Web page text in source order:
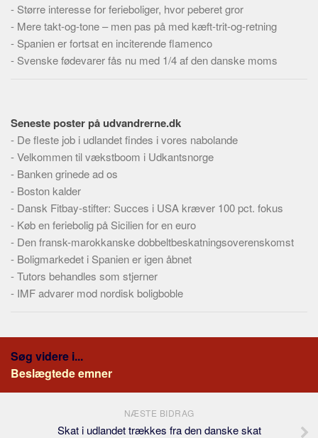
Bannere
Hjælp
- Større interesse for ferieboliger, hvor peberet gror
- Mere takt-og-tone – men pas på med kæft-trit-og-retning
- Spanien er fortsat en inciterende flamenco
- Svenske fødevarer fås nu med 1/4 af den danske moms
Seneste poster på udvandrerne.dk
- De fleste job i udlandet findes i vores nabolande
-Velkommen til vækstboom i Udkantsnorge
- Banken grinede ad os
- Boston kalder
- Dansk Fitbay-stifter: Succes i USA kræver 100 pct. fokus
- Køb en feriebolig på Sicilien for en euro
- Den fransk-marokkanske dobbeltbeskatningsoverenskomst
- Boligmarkedet i Spanien er igen åbnet
-Tutors behandles som stjerner
- IMF advarer mod nordisk boligboble
Søg videre i...
Beslægtede emner
NÆSTE BIDRAG
Skat i udlandet trækkes fra den danske skat